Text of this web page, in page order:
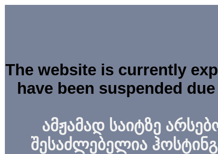
The website is currently
have been suspended
ამჟამად საიტზე
შესაძლებელია